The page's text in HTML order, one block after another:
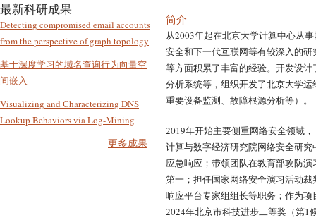
分
简介
从2003年起在北京大学计算中心从
安全和下一代互联网等有较深入的
等方面积累了丰富的经验。开发设
分析系统等，组织开发了北京大学
重要设备监测、故障根源分析等）。
2019年开始主要侧重网络安全领域
计算与数字经济研究院网络安全研
应急响应；带领团队在教育部攻防
第一；担任国家网络安全演习活动
响应平台专家组组长等职务；作为
2024年北京市科技进步二等奖（第1
最新科研成果
Detecting compromised email accounts
from the perspective of graph topology
基于深度学习的域名查询行为向量空
间嵌入
Visualizing and Characterizing DNS
Lookup Behaviors via Log-Mining
更多成果